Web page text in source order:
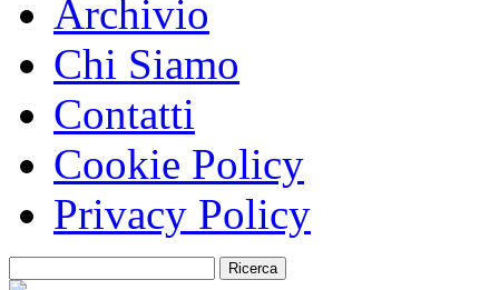
Archivio
Chi Siamo
Contatti
Cookie Policy
Privacy Policy